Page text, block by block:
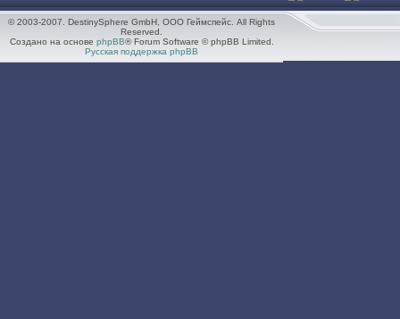
© 2003-2007. DestinySphere GmbH, ООО Геймспейс. All Rights
Reserved.
Создано на основе phpBB® Forum Software © phpBB Limited.
Русская поддержка phpBB